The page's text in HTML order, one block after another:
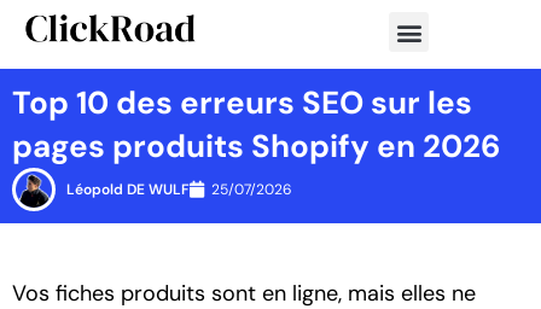
Aller
contenu
Top 10 des erreurs SEO sur les
pages produits Shopify en 2026
Léopold DE WULF 25/07/2026
Vos fiches produits sont en ligne, mais elles ne